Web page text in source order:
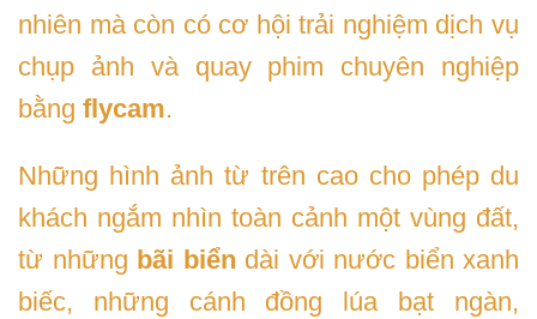
nhiên mà còn có cơ hội trải nghiệm dịch vụ
chụp ảnh và quay phim chuyên nghiệp
bằng flycam.
Những hình ảnh từ trên cao cho phép du
khách ngắm nhìn toàn cảnh một vùng đất,
từ những bãi biển dài với nước biển xanh
biếc, những cánh đồng lúa bạt ngàn,